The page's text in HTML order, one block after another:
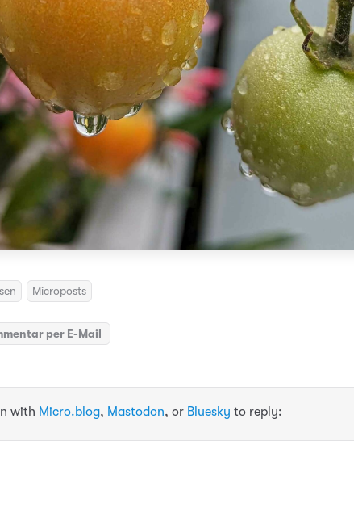
Microposts
per E-Mail
with Micro.blog, Mastodon, or Bluesky to reply: